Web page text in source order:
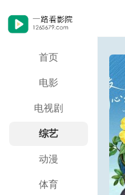
首页
电影
电视剧
综艺
动漫
体育